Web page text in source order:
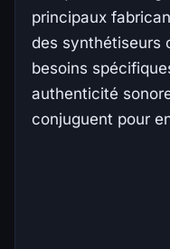
principaux
des synthétiseurs
besoins
authenticité
conjuguent pour